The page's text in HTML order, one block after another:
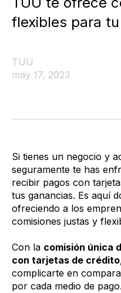
flexibles para
TUU
may 17, 2023
Si tienes un negocio y
seguramente te has
recibir pagos con
tus ganancias. Es aquí
ofreciendo a los
comisiones justas y
Con la comisión única
con tarjetas de
complicarte en
por cada medio de pago.